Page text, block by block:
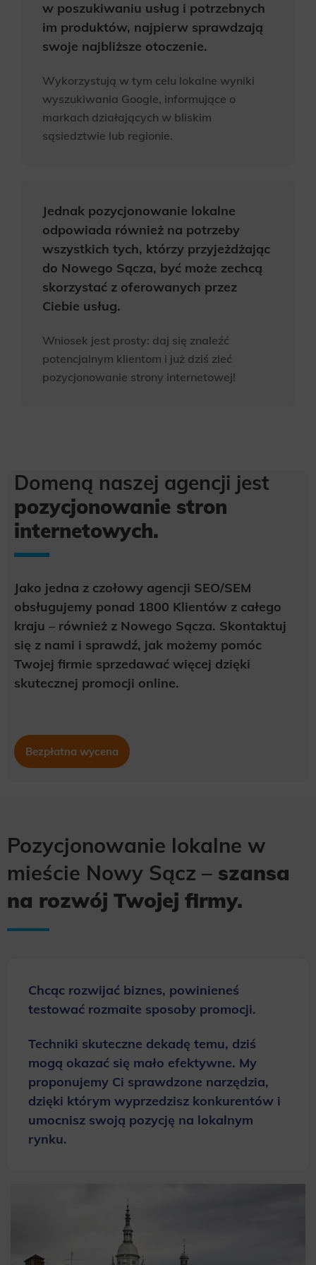
WeNet sp. z o.o., WebWave sp. z o.o. informacji
handlowych za pomocą środków komunikacji
elektronicznej, także przy użyciu automatycznych
systemów wywołujących na podane w niniejszym
telefonu. Przyjmuję do wiadomości, że zgoda
WebWave sp. z o.o. w zakresie wyżej wymienionej
komunikacji marketingowej może być przeze mnie
wycofana w dowolnym czasie, poprzez kontakt z
w poszukiwaniu usług i potrzebnych
im produktów, najpierw sprawdzają
swoje najbliższe otoczenie.
Wykorzystują w tym celu lokalne wyniki
wyszukiwania Google, informujące o
markach działających w bliskim
sąsiedztwie lub regionie.
Jednak pozycjonowanie lokalne
odpowiada również na potrzeby
wszystkich tych, którzy przyjeżdżając
do Nowego Sącza, być może zechcą
skorzystać z oferowanych przez
Ciebie usług.
Wniosek jest prosty: daj się znaleźć
potencjalnym klientom i już dziś zleć
pozycjonowanie strony internetowej!
Domeną naszej agencji jest
pozycjonowanie stron
internetowych.
Jako jedna z czołowy agencji SEO/SEM
obsługujemy ponad 1800 Klientów z całego
kraju – również z Nowego Sącza. Skontaktuj
się z nami i sprawdź, jak możemy pomóc
Twojej firmie sprzedawać więcej dzięki
skutecznej promocji online.
Bezpłatna wycena
Pozycjonowanie lokalne w
mieście Nowy Sącz – szansa
na rozwój Twojej firmy.
Chcąc rozwijać biznes, powinieneś
testować rozmaite sposoby promocji.
Techniki skuteczne dekadę temu, dziś
mogą okazać się mało efektywne. My
proponujemy Ci sprawdzone narzędzia,
dzięki którym wyprzedzisz konkurentów i
umocnisz swoją pozycję na lokalnym
rynku.